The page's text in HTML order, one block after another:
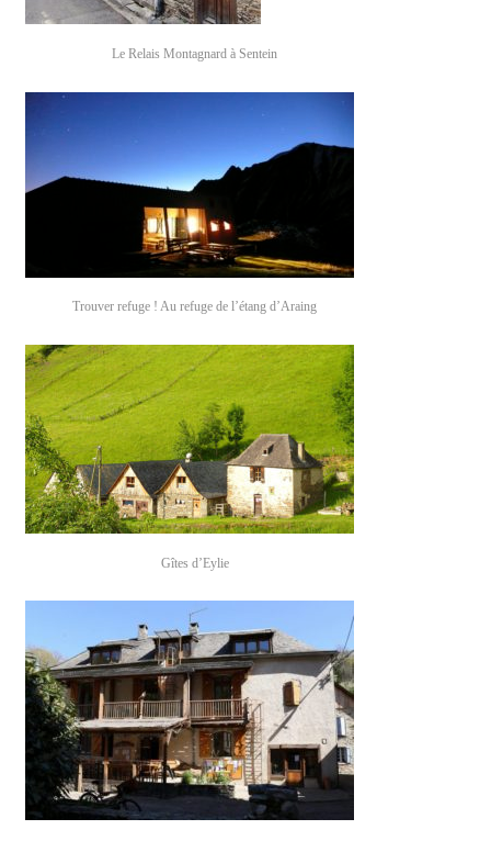
Le Relais Montagnard à Sentein
Trouver refuge ! Au refuge de l’étang d’Araing
Gîtes d’Eylie